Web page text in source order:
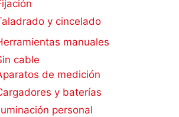
y cincelado
manuales
cable
de medición
y baterías
personal